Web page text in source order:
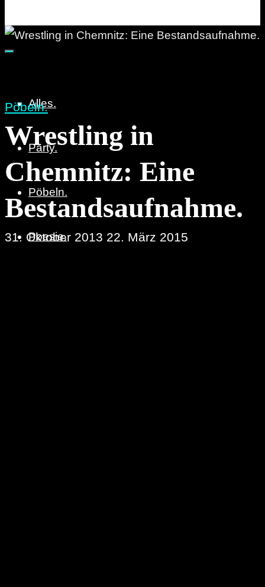
Alles.
Party.
Pöbeln.
Poesie.
Pöbeln.
Wrestling in
Chemnitz: Eine
Bestandsaufnahme.
31. Oktober 2013 22. März 2015